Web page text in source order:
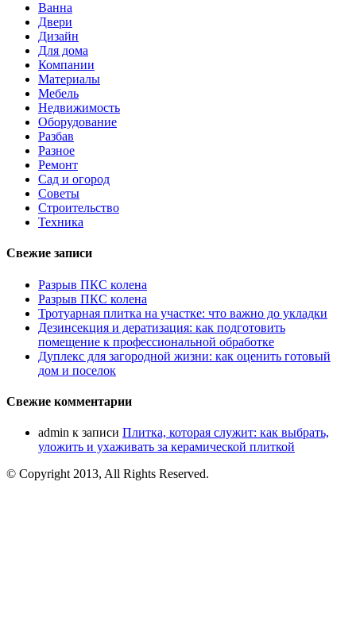
Ванна
Двери
Дизайн
Для дома
Компании
Материалы
Мебель
Недвижимость
Оборудование
Разбав
Разное
Ремонт
Сад и огород
Советы
Строительство
Техника
Свежие записи
Разрыв ПКС колена
Разрыв ПКС колена
Тротуарная плитка на участке: что важно до укладки
Дезинсекция и дератизация: как подготовить
помещение к профессиональной обработке
Дуплекс для загородной жизни: как оценить готовый
дом и поселок
Свежие комментарии
admin к записи Плитка, которая служит: как выбрать,
уложить и ухаживать за керамической плиткой
© Copyright 2013, All Rights Reserved.